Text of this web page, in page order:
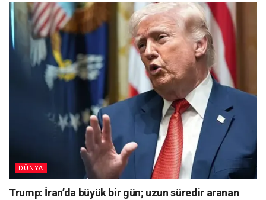
DÜNYA
Trump: İran’da büyük bir gün; uzun süredir aranan